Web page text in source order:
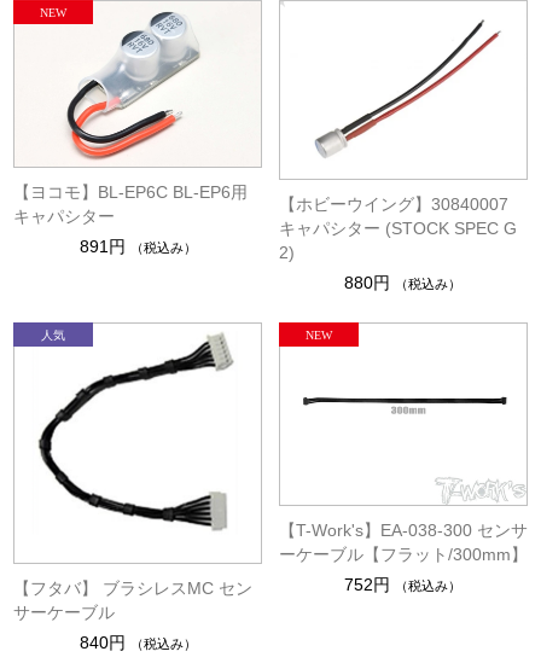
【ヨコモ】BL-EP6C BL-EP6用
キャパシター
891円
（税込み）
【ホビーウイング】30840007
キャパシター (STOCK SPEC G
2)
880円
（税込み）
【フタバ】 ブラシレスMC セン
サーケーブル
840円
（税込み）
【T-Work's】EA-038-300 センサ
ーケーブル【フラット/300mm】
752円
（税込み）